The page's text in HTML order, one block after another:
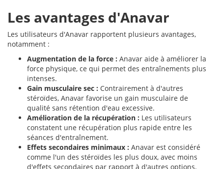
Les avantages d'Anavar
Les utilisateurs d'Anavar rapportent plusieurs avantages,
notamment :
Augmentation de la force : Anavar aide à améliorer la
force physique, ce qui permet des entraînements plus
intenses.
Gain musculaire sec : Contrairement à d'autres
stéroïdes, Anavar favorise un gain musculaire de
qualité sans rétention d'eau excessive.
Amélioration de la récupération : Les utilisateurs
constatent une récupération plus rapide entre les
séances d'entraînement.
Effets secondaires minimaux : Anavar est considéré
comme l'un des stéroïdes les plus doux, avec moins
d'effets secondaires par rapport à d'autres options.